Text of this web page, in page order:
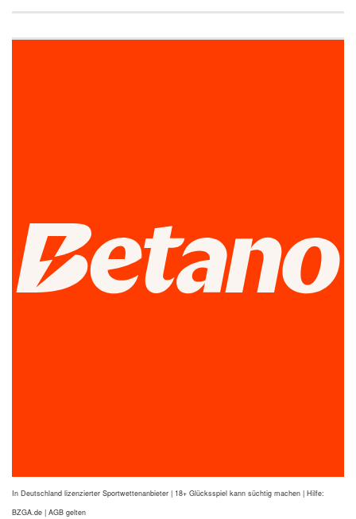
In Deutschland lizenzierter Sportwettenanbieter | 18+ Glücksspiel kann süchtig machen | Hilfe:
BZGA.de | AGB gelten